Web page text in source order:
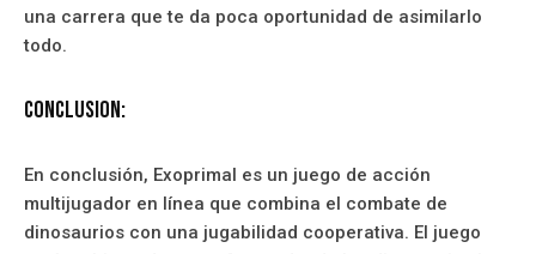
una carrera que te da poca oportunidad de asimilarlo
todo.
Conclusion:
En conclusión, Exoprimal es un juego de acción
multijugador en línea que combina el combate de
dinosaurios con una jugabilidad cooperativa. El juego